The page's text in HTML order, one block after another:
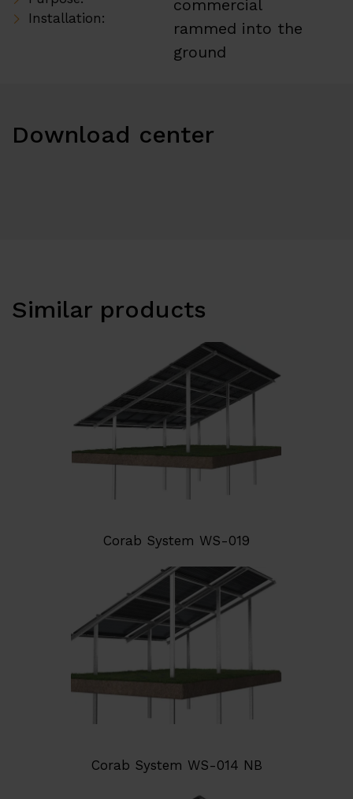
Installation:
commercial
rammed into the
ground
Download center
Similar products
Corab System WS-019
Corab System WS-014 NB